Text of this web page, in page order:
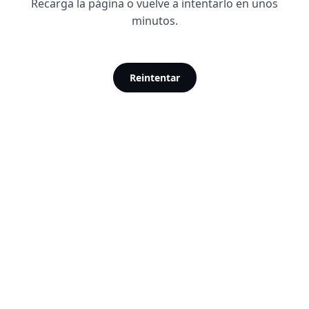
Recarga la página o vuelve a intentarlo en unos
minutos.
Reintentar